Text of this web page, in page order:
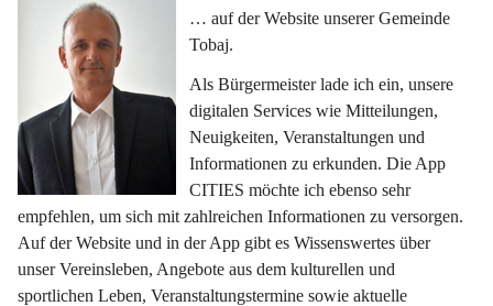
… auf der Website unserer Gemeinde
Tobaj.
Als Bürgermeister lade ich ein, unsere
digitalen Services wie Mitteilungen,
Neuigkeiten, Veranstaltungen und
Informationen zu erkunden. Die App
CITIES möchte ich ebenso sehr
empfehlen, um sich mit zahlreichen Informationen zu versorgen.
Auf der Website und in der App gibt es Wissenswertes über
unser Vereinsleben, Angebote aus dem kulturellen und
sportlichen Leben, Veranstaltungstermine sowie aktuelle